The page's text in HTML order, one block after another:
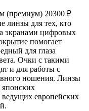
(премиум) 20300 ₽
линзы для тех, кто
экранами цифровых
помогает
для глаза
Очки с такими
и для работы с
ношения. Линзы
европейских